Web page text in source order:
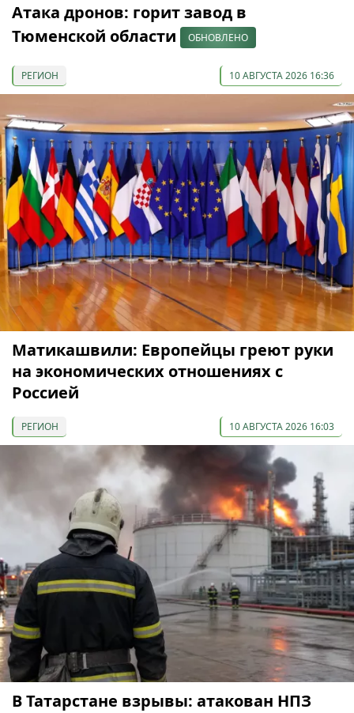
Атака дронов: горит завод в
Тюменской области
ОБНОВЛЕНО
РЕГИОН 10 АВГУСТА 2026 16:36
Матикашвили: Европейцы греют руки
на экономических отношениях с
Россией
РЕГИОН 10 АВГУСТА 2026 16:03
В Татарстане взрывы: атакован НПЗ